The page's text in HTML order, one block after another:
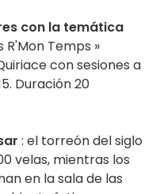
con la temática
R'Mon Temps »
con sesiones a
Duración 20
: el torreón del siglo
velas, mientras los
en la sala de las